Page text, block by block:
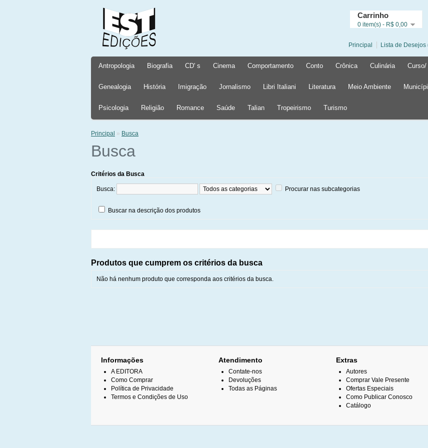
Carrinho
0 item(s) - R$ 0,00
Principal Lista de Desejos
Antropologia Biografia CD' s Cinema Comportamento Conto Crônica Culinária
Genealogia História Imigração Jornalismo Libri Italiani Literatura Meio Ambiente
Psicologia Religião Romance Saúde Talian Tropeirismo Turismo
Principal » Busca
Busca
Critérios da Busca
Busca: Procurar nas subcategorias
Buscar na descrição dos produtos
Produtos que cumprem os critérios da busca
Não há nenhum produto que corresponda aos critérios da busca.
Informações
A EDITORA
Como Comprar
Política de Privacidade
Termos e Condições de Uso
Atendimento
Contate-nos
Devoluções
Todas as Páginas
Extras
Autores
Comprar Vale Presente
Ofertas Especiais
Como Publicar Conosco
Catálogo